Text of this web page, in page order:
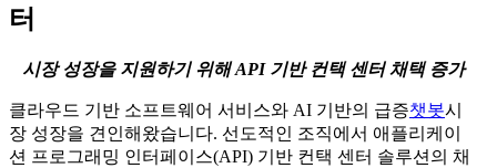
터
시장 성장을 지원하기 위해 API 기반 컨택 센터 채택 증가
클라우드 기반 소프트웨어 서비스와 AI 기반의 급증챗봇시
장 성장을 견인해왔습니다. 선도적인 조직에서 애플리케이
션 프로그래밍 인터페이스(API) 기반 컨택 센터 솔루션의 채